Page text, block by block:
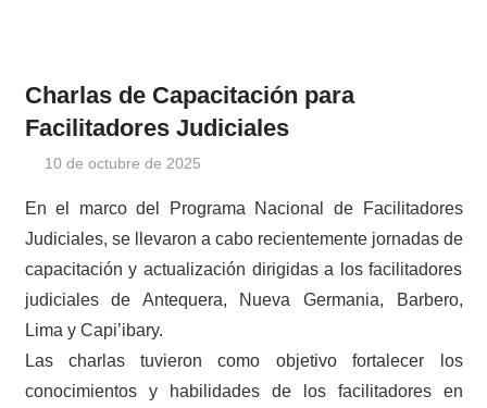
Charlas de Capacitación para
Facilitadores Judiciales
10 de octubre de 2025
En el marco del Programa Nacional de Facilitadores
Judiciales, se llevaron a cabo recientemente jornadas de
capacitación y actualización dirigidas a los facilitadores
judiciales de Antequera, Nueva Germania, Barbero,
Lima y Capi’ibary.
Las charlas tuvieron como objetivo fortalecer los
conocimientos y habilidades de los facilitadores en